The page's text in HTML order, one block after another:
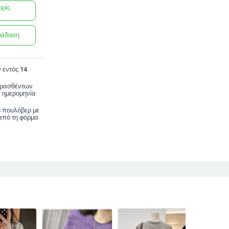
14
πουλόβερ με
τη φόρμα